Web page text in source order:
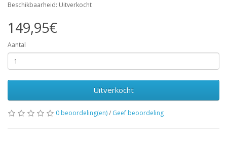
Beschikbaarheid: Uitverkocht
149,95€
Aantal
Uitverkocht
0 beoordeling(en)/ Geef beoordeling